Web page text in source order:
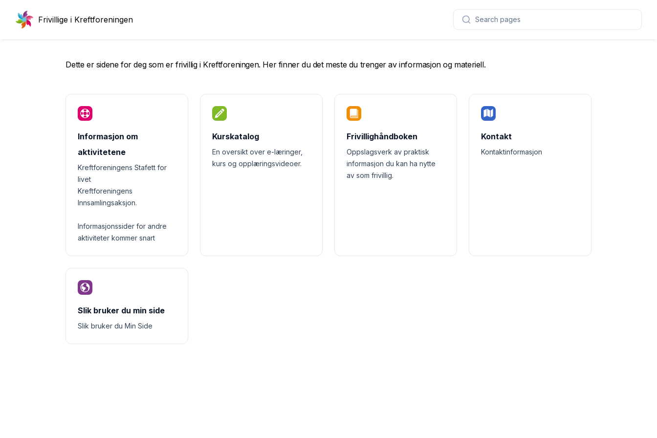
Frivillige i Kreftforeningen Search pages
Dette er sidene for deg som er frivillig i Kreftforeningen. Her finner du det meste du trenger av informasjon og materiell.
Informasjon om
aktivitetene
Kreftforeningens Stafett for
livet
Kreftforeningens
Innsamlingsaksjon.
Informasjonssider for andre
aktiviteter kommer snart
Kurskatalog
En oversikt over e-læringer,
kurs og opplæringsvideoer.
Frivillighåndboken
Oppslagsverk av praktisk
informasjon du kan ha nytte
av som frivillig.
Kontakt
Kontaktinformasjon
Slik bruker du min side
Slik bruker du Min Side